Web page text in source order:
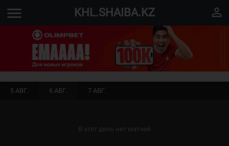
menu KHL.SHAIBA.KZ perm_identity
5 АВГ. 6 АВГ. 7 АВГ.
В этот день нет матчей